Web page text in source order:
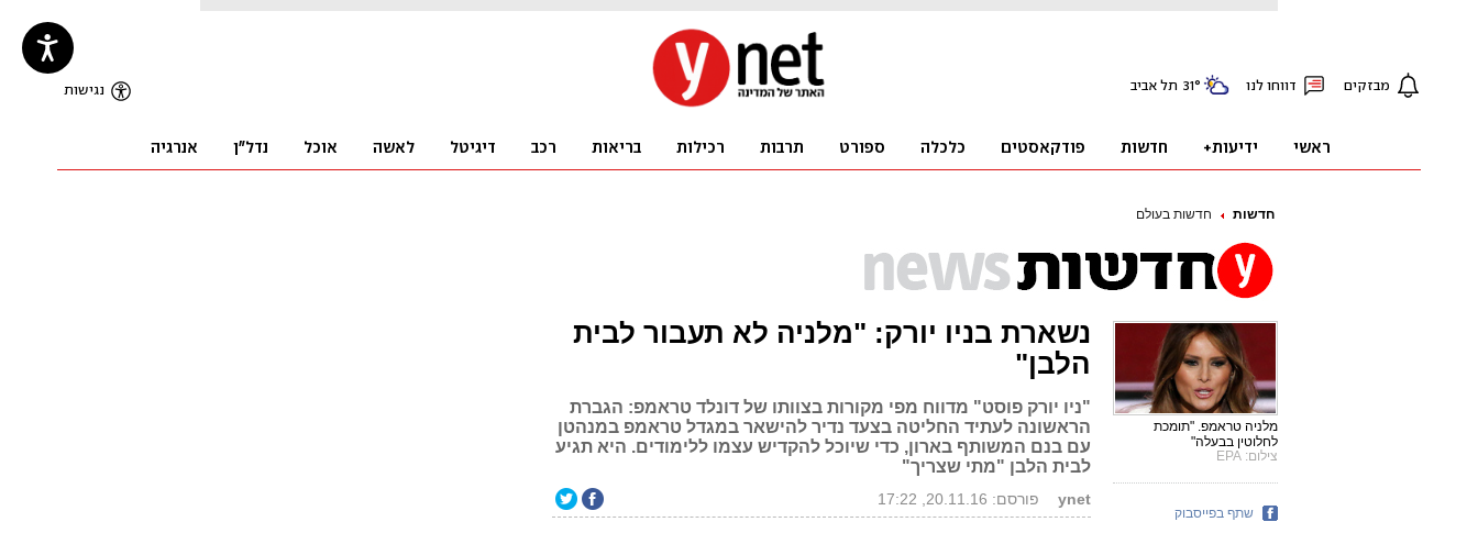
חדשות חדשות בעולם
נשארת בניו יורק: "מלניה לא תעבור לבית
הלבן"
"ניו יורק פוסט" מדווח מפי מקורות בצוותו של דונלד טראמפ: הגברת
הראשונה לעתיד החליטה בצעד נדיר להישאר במגדל טראמפ במנהטן
עם בנם המשותף בארון, כדי שיוכל להקדיש עצמו ללימודים. היא תגיע
לבית הלבן "מתי שצריך"
ynet פורסם: 20.11.16, 17:22
מלניה טראמפ. "תומכת
לחלוטין בבעלה"
צילום: EPA
שתף בפייסבוק